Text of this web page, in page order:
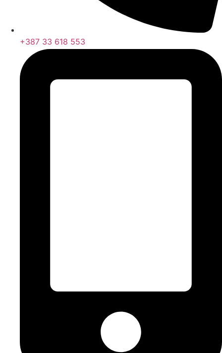
+387 33 618 553